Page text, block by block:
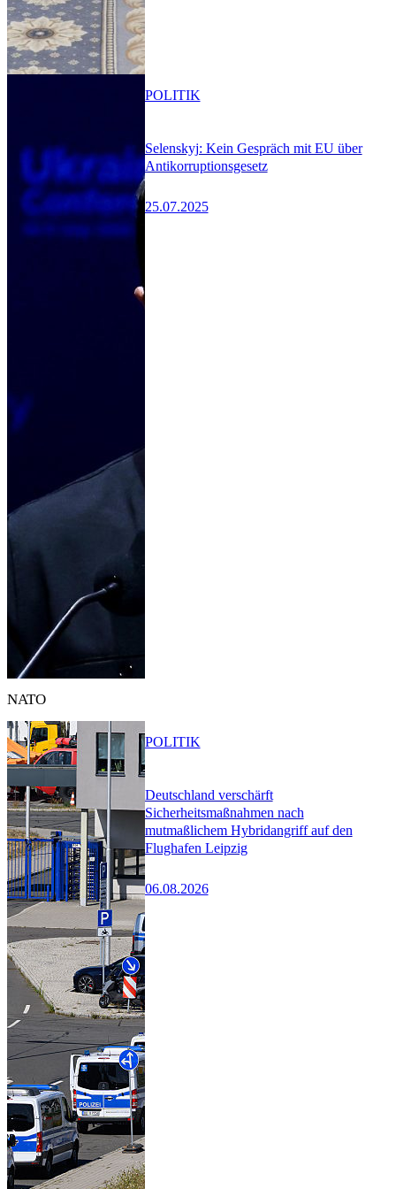
Selenskyj: Kein Gespräch mit EU über
Antikorruptionsgesetz
25.07.2025
POLITIK
NATO
Deutschland verschärft
Sicherheitsmaßnahmen nach
mutmaßlichem Hybridangriff auf den
Flughafen Leipzig
06.08.2026
POLITIK